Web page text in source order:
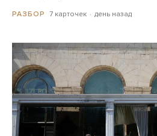
РАЗБОР 7 карточек день назад